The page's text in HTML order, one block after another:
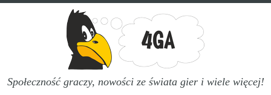
Społeczność graczy, nowości ze świata gier i wiele więcej!